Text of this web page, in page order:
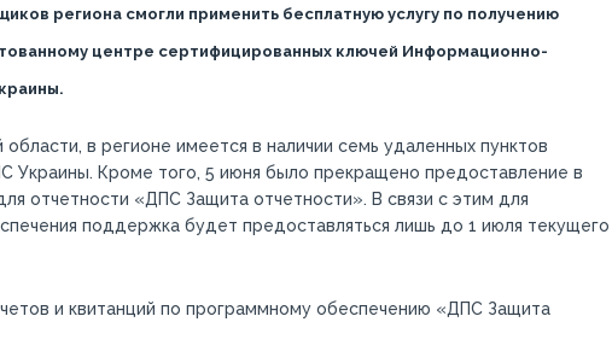
региона смогли применить бесплатную услугу по получению
центре сертифицированных ключей Информационно-
в регионе имеется в наличии семь удаленных пунктов
Украины. Кроме того, 5 июня было прекращено предоставление в
отчетности «ДПС Защита отчетности». В связи с этим для
поддержка будет предоставляться лишь до 1 июля текущего
и квитанций по программному обеспечению «ДПС Защита